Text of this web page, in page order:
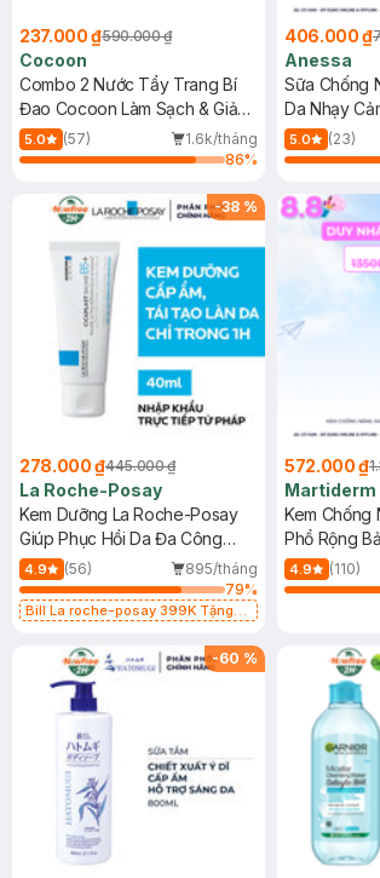
237.000 ₫590.000 ₫
Cocoon
Combo 2 Nước Tẩy Trang Bí
Đao Cocoon Làm Sạch & Giảm
Dầu 500ml
5.0 (57)
1.6k/tháng
86%
406.000 ₫
Anessa
Sữa Chống
Da Nhạy
(Mới)
5.0 (23)
-38 %
278.000 ₫445.000 ₫
La Roche-Posay
Kem Dưỡng La Roche-Posay
Giúp Phục Hồi Da Đa Công
Dụng 40ml
4.9 (56)
895/tháng
79%
Bill La roche-posay 399K Tặng
(SL có hạn)
572.000 ₫
Martiderm
Kem Chống
Phổ Rộng
40ml
4.9 (110)
-60 %